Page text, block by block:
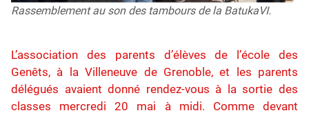
Rassemblement au son des tambours de la BatukaVI.
L’association des parents d’élèves de l’école des
Genêts, à la Villeneuve de Grenoble, et les parents
délégués avaient donné rendez-vous à la sortie des
classes mercredi 20 mai à midi. Comme devant